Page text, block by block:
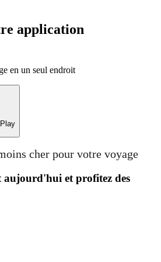
application
en un seul endroit
cher pour votre voyage
aujourd'hui et profitez des